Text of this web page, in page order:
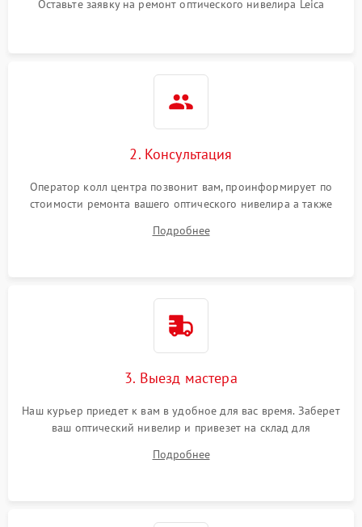
Оставьте заявку на ремонт оптического нивелира Leica
2. Консультация
Оператор колл центра позвонит вам, проинформирует по
стоимости ремонта вашего оптического нивелира а также
Подробнее
3. Выезд мастера
Наш курьер приедет к вам в удобное для вас время. Заберет
ваш оптический нивелир и привезет на склад для
Подробнее